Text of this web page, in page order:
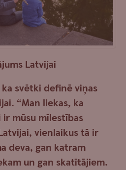
Latvijai
svētki definē viņas
“Man liekas, ka
ir mūsu mīlestības
vienlaikus tā ir
deva, gan katram
un gan skatītājiem.